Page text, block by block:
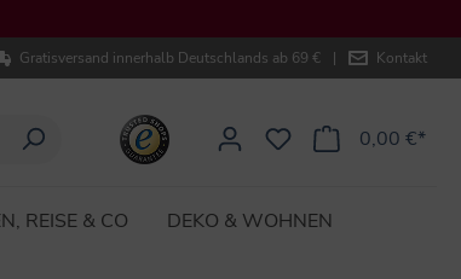
Gratisversand innerhalb Deutschlands ab 69 € | Kontakt
0,00 €*
REISE & CO
DEKO & WOHNEN